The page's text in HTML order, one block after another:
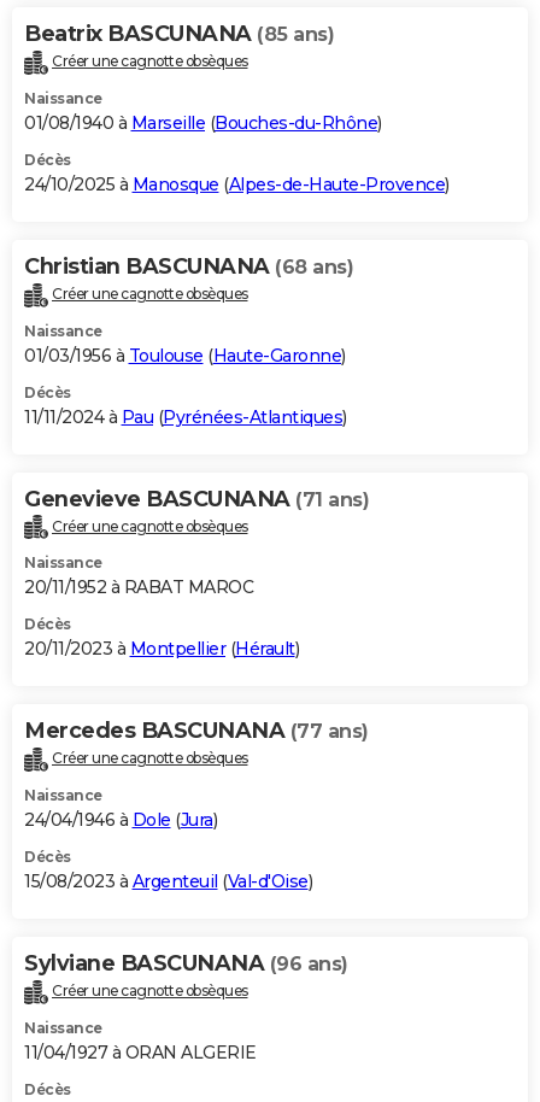
Bricolage
Lifestyle
Culture
Sport
Auto
Television
Voyage
Cinema
Beatrix BASCUNANA (85 ans)
Créer une cagnotte obsèques
Naissance
01/08/1940 à Marseille (Bouches-du-Rhône)
Décès
24/10/2025 à Manosque (Alpes-de-Haute-Provence)
Christian BASCUNANA (68 ans)
Créer une cagnotte obsèques
Naissance
01/03/1956 à Toulouse (Haute-Garonne)
Décès
11/11/2024 à Pau (Pyrénées-Atlantiques)
Genevieve BASCUNANA (71 ans)
Créer une cagnotte obsèques
Naissance
20/11/1952 à RABAT MAROC
Décès
20/11/2023 à Montpellier(Hérault)
Mercedes BASCUNANA (77 ans)
Créer une cagnotte obsèques
Naissance
24/04/1946 à Dole (Jura)
Décès
15/08/2023 à Argenteuil (Val-d'Oise)
Sylviane BASCUNANA (96 ans)
Créer une cagnotte obsèques
Naissance
11/04/1927 à ORAN ALGERIE
Décès